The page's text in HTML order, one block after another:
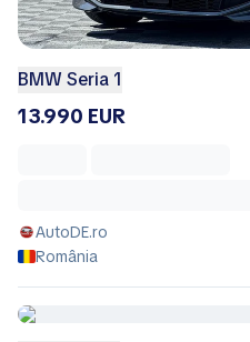
BMW Seria 1
13.990 EUR
AutoDE.ro
România